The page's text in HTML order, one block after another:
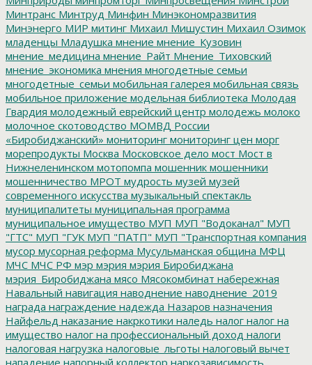
Минтранс Минтруд Минфин Минэкономразвития
Минэнерго МИР митинг Михаил Мишустин Михаил Озимок
младенцы Младушка мнение мнение_Кузовин
мнение_медицина мнение_Райт Мнение_Тиховский
мнение_экономика мнения многодетные семьи
многодетные_семьи мобильная галерея мобильная связь
мобильное приложение модельная библиотека Молодая
Гвардия молодежный еврейский центр молодежь молоко
молочное скотоводство МОМВД России
«Биробиджанский» мониторинг мониторинг цен морг
морепродукты Москва Московское дело мост Мост в
Нижнеленинском мотопомпа мошенник мошенники
мошенничество МРОТ мудрость музей музей
современного искусства музыкальный спектакль
муниципалитеты муниципальная программа
муниципальное имущество МУП МУП "Водоканал" МУП
"ГТС" МУП "ГУК МУП "ПАТП" МУП "Транспортная компания
мусор мусорная реформа Мусульманская община МФЦ
МЧС МЧС РФ мэр мэрия мэрия Биробиджана
мэрия_Биробиджана мясо Мясокомбинат набережная
Навальный навигация наводнение наводнение_2019
награда награждение надежда Назаров назначения
Найфельд наказание накркотики наледь налог налог на
имущество налог на профессиональный доход налоги
налоговая нагрузка налоговые_льготы налоговый вычет
нападение напорный коллектор наркозависимость